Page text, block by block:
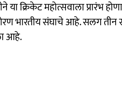
या क्रिकेट महोत्सवाला प्रारंभ
भारतीय संघाचे आहे. सलग
आहे.